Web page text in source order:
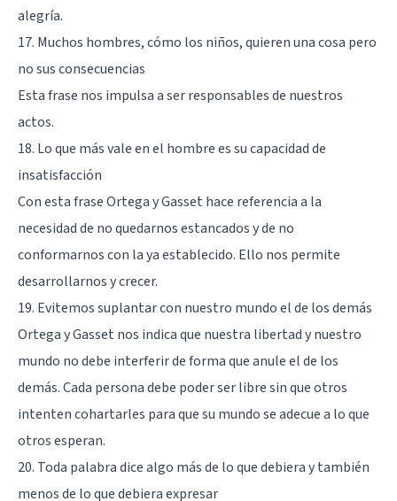
alegría.
17. Muchos hombres, cómo los niños, quieren una cosa pero
no sus consecuencias
Esta frase nos impulsa a ser responsables de nuestros
actos.
18. Lo que más vale en el hombre es su capacidad de
insatisfacción
Con esta frase Ortega y Gasset hace referencia a la
necesidad de no quedarnos estancados y de no
conformarnos con la ya establecido. Ello nos permite
desarrollarnos y crecer.
19. Evitemos suplantar con nuestro mundo el de los demás
Ortega y Gasset nos indica que nuestra libertad y nuestro
mundo no debe interferir de forma que anule el de los
demás. Cada persona debe poder ser libre sin que otros
intenten cohartarles para que su mundo se adecue a lo que
otros esperan.
20. Toda palabra dice algo más de lo que debiera y también
menos de lo que debiera expresar